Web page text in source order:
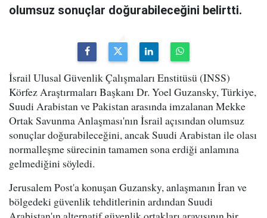
olumsuz sonuçlar doğurabileceğini belirtti.
İsrail Ulusal Güvenlik Çalışmaları Enstitüsü (INSS)
Körfez Araştırmaları Başkanı Dr. Yoel Guzansky, Türkiye,
Suudi Arabistan ve Pakistan arasında imzalanan Mekke
Ortak Savunma Anlaşması'nın İsrail açısından olumsuz
sonuçlar doğurabileceğini, ancak Suudi Arabistan ile olası
normalleşme sürecinin tamamen sona erdiği anlamına
gelmediğini söyledi.
Jerusalem Post'a konuşan Guzansky, anlaşmanın İran ve
bölgedeki güvenlik tehditlerinin ardından Suudi